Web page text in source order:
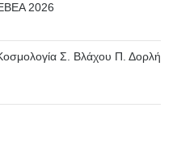
2026
Σ. Βλάχου Π. Δορλή